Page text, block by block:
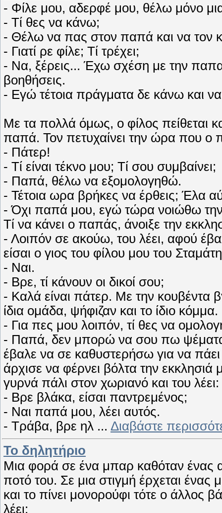
- Φίλε μου, αδερφέ μου, θέλω μόνο
- Τί θες να κάνω;
- Θέλω να πας στον παπά και να τον
- Γιατί ρε φίλε; Τί τρέχει;
- Να, ξέρεις... Έχω σχέση με την
βοηθήσεις.
- Εγώ τέτοια πράγματα δε κάνω και
Με τα πολλά όμως, ο φίλος πείθεται
παπά. Τον πετυχαίνει την ώρα που ο
- Πάτερ!
- Τί είναι τέκνο μου; Τί σου συμβαίνει;
- Παπά, θέλω να εξομολογηθώ.
- Τέτοια ωρα βρήκες να έρθεις; Έλα
- Όχι παπά μου, εγώ τώρα νοιώθω
Τί να κάνει ο παπάς, άνοιξε την
- Λοιπόν σε ακούω, του λέει, αφού
είσαι ο γιος του φίλου μου του
- Ναι.
- Βρε, τί κάνουν οι δικοί σου;
- Καλά είναι πάτερ. Με την κουβέντα
ίδια ομάδα, ψήφιζαν και το ίδιο κόμμα.
- Για πες μου λοιπόν, τί θες να
- Παπά, δεν μπορώ να σου πω ψέματα.
έβαλε να σε καθυστερήσω για να
άρχισε να φέρνει βόλτα την εκκλησιά
γυρνά πάλι στον χωριανό και του λέει:
- Βρε βλάκα, είσαι παντρεμένος;
- Ναι παπά μου, λέει αυτός.
- Τράβα, βρε ηλ ... Διαβάστε
Το δηλητήριο
Μια φορά σε ένα μπαρ καθόταν ένας
ποτό του. Σε μια στιγμή έρχεται
και το πίνει μονορούφι τότε ο άλλος
λέει: